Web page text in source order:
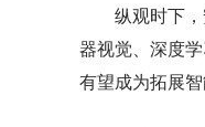
纵观时下
器视觉、深度
有望成为拓展智